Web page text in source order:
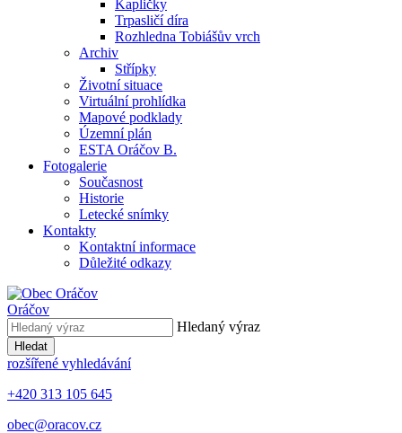
Kapličky
Trpasličí díra
Rozhledna Tobiášův vrch
Archiv
Střípky
Životní situace
Virtuální prohlídka
Mapové podklady
Územní plán
ESTA Oráčov B.
Fotogalerie
Současnost
Historie
Letecké snímky
Kontakty
Kontaktní informace
Důležité odkazy
Oráčov
Hledaný výraz
Hledat
rozšířené vyhledávání
+420 313 105 645
obec@oracov.cz